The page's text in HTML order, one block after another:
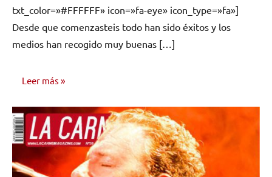
txt_color=»#FFFFFF» icon=»fa-eye» icon_type=»fa»]
Desde que comenzasteis todo han sido éxitos y los
medios han recogido muy buenas […]
Leer más
ENTREVISTAS